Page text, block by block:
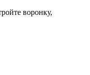
воронку,